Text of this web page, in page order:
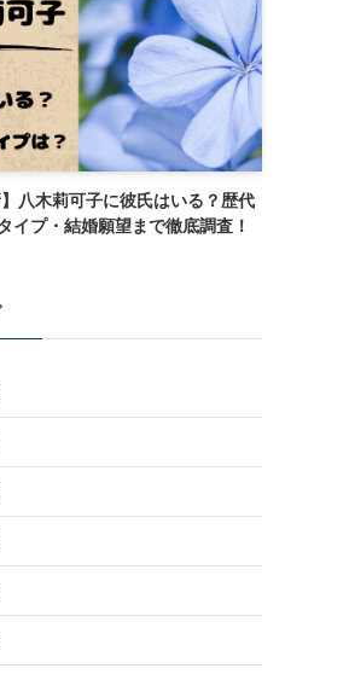
】八木莉可子に彼氏はいる？歴代
イプ・結婚願望まで徹底調査！